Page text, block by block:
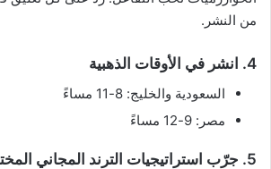
من النشر.
4. انشر في الأوقات الذهبية
السعودية والخليج: 8-11 مساءً
مصر: 9-12 مساءً
5. جرّب استراتيجيات الترند المجاني المختلفة